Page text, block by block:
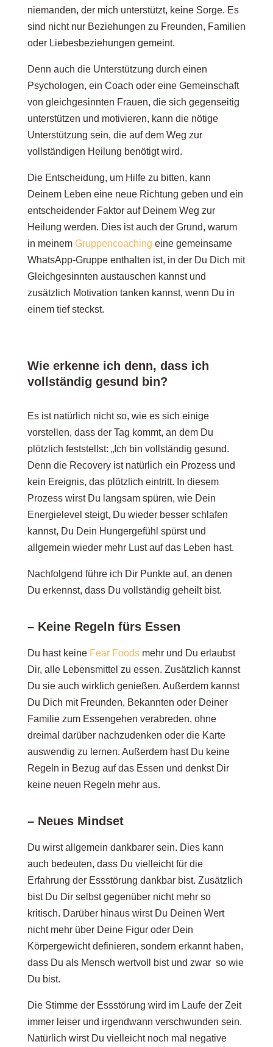
niemanden, der mich unterstützt, keine Sorge. Es
sind nicht nur Beziehungen zu Freunden, Familien
oder Liebesbeziehungen gemeint.
Denn auch die Unterstützung durch einen
Psychologen, ein Coach oder eine Gemeinschaft
von gleichgesinnten Frauen, die sich gegenseitig
unterstützen und motivieren, kann die nötige
Unterstützung sein, die auf dem Weg zur
vollständigen Heilung benötigt wird.
Die Entscheidung, um Hilfe zu bitten, kann
Deinem Leben eine neue Richtung geben und ein
entscheidender Faktor auf Deinem Weg zur
Heilung werden. Dies ist auch der Grund, warum
in meinem Gruppencoaching eine gemeinsame
WhatsApp-Gruppe enthalten ist, in der Du Dich mit
Gleichgesinnten austauschen kannst und
zusätzlich Motivation tanken kannst, wenn Du in
einem tief steckst.
Wie erkenne ich denn, dass ich
vollständig gesund bin?
Es ist natürlich nicht so, wie es sich einige
vorstellen, dass der Tag kommt, an dem Du
plötzlich feststellst: „Ich bin vollständig gesund.
Denn die Recovery ist natürlich ein Prozess und
kein Ereignis, das plötzlich eintritt. In diesem
Prozess wirst Du langsam spüren, wie Dein
Energielevel steigt, Du wieder besser schlafen
kannst, Du Dein Hungergefühl spürst und
allgemein wieder mehr Lust auf das Leben hast.
Nachfolgend führe ich Dir Punkte auf, an denen
Du erkennst, dass Du vollständig geheilt bist.
– Keine Regeln fürs Essen
Du hast keine Fear Foodsmehr und Du erlaubst
Dir, alle Lebensmittel zu essen. Zusätzlich kannst
Du sie auch wirklich genießen. Außerdem kannst
Du Dich mit Freunden, Bekannten oder Deiner
Familie zum Essengehen verabreden, ohne
dreimal darüber nachzudenken oder die Karte
auswendig zu lernen. Außerdem hast Du keine
Regeln in Bezug auf das Essen und denkst Dir
keine neuen Regeln mehr aus.
– Neues Mindset
Du wirst allgemein dankbarer sein. Dies kann
auch bedeuten, dass Du vielleicht für die
Erfahrung der Essstörung dankbar bist. Zusätzlich
bist Du Dir selbst gegenüber nicht mehr so
kritisch. Darüber hinaus wirst Du Deinen Wert
nicht mehr über Deine Figur oder Dein
Körpergewicht definieren, sondern erkannt haben,
dass Du als Mensch wertvoll bist und zwar so wie
Du bist.
Die Stimme der Essstörung wird im Laufe der Zeit
immer leiser und irgendwann verschwunden sein.
Natürlich wirst Du vielleicht noch mal negative